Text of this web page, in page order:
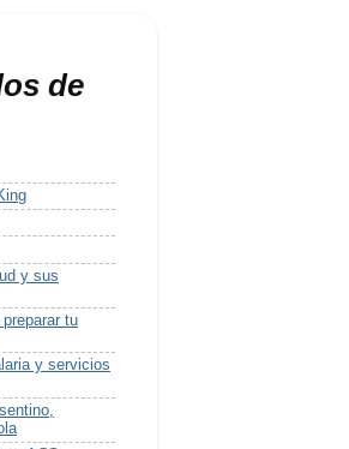
de
y sus
tu
y servicios